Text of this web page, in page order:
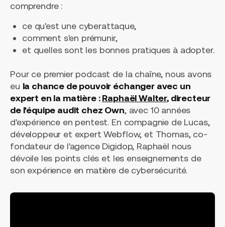
comprendre :
ce qu'est une cyberattaque,
comment s'en prémunir,
et quelles sont les bonnes pratiques à adopter.
Pour ce premier podcast de la chaîne, nous avons
eu la chance de pouvoir échanger avec un
expert en la matière :Raphaël Walter, directeur
de l'équipe audit chez Own, avec 10 années
d'expérience en pentest. En compagnie de Lucas,
développeur et expert Webflow, et Thomas, co-
fondateur de l'agence Digidop, Raphaël nous
dévoile les points clés et les enseignements de
son expérience en matière de cybersécurité.